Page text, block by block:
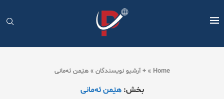
Home
»+ آرشیو نویسندگان »هێمن ئەمانی
بخش: هێمن ئەمانی